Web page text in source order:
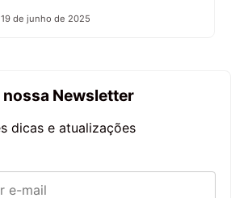
19 de junho de 2025
Newsletter
dicas e atualizações